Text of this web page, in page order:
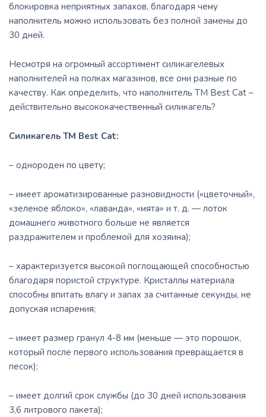
блокировка неприятных запахов, благодаря чему
наполнитель можно использовать без полной замены до
30 дней.
Несмотря на огромный ассортимент силикагелевых
наполнителей на полках магазинов, все они разные по
качеству. Как определить, что наполнитель ТМ Best Cat –
действительно высококачественный силикагель?
Силикагель ТМ Best Cat:
– однороден по цвету;
– имеет ароматизированные разновидности («цветочный»,
«зеленое яблоко», «лаванда», «мята» и т. д. ― лоток
домашнего животного больше не является
раздражителем и проблемой для хозяина);
– характеризуется высокой поглощающей способностью
благодаря пористой структуре. Кристаллы материала
способны впитать влагу и запах за считанные секунды, не
допуская испарения;
– имеет размер гранул 4-8 мм (меньше ― это порошок,
который после первого использования превращается в
песок);
– имеет долгий срок службы (до 30 дней использования
3,6 литрового пакета);